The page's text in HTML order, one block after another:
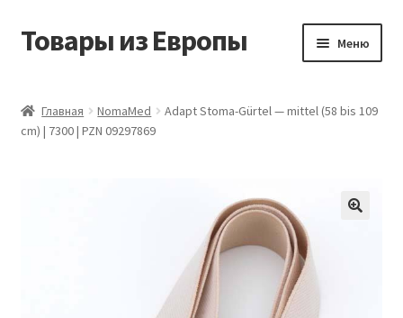
Перейти
Перейти
Товары из Европы Меню
Виды доставки
Главная NomaMed
Adapt Stoma-Gürtel — mittel (58 bis 109
cm) | 7300 | PZN 09297869